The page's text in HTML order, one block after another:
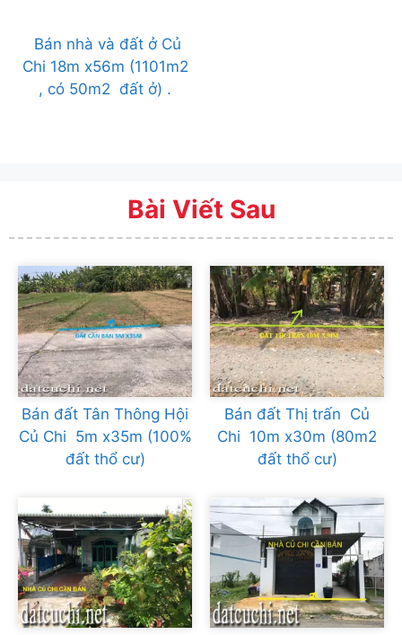
Bán nhà và đất ở Củ
Chi 18m x56m (1101m2
, có 50m2 đất ở) .
Bài Viết Sau
Bán đất Tân Thông Hội
Củ Chi 5m x35m (100%
đất thổ cư)
Bán đất Thị trấn Củ
Chi 10m x30m (80m2
đất thổ cư)